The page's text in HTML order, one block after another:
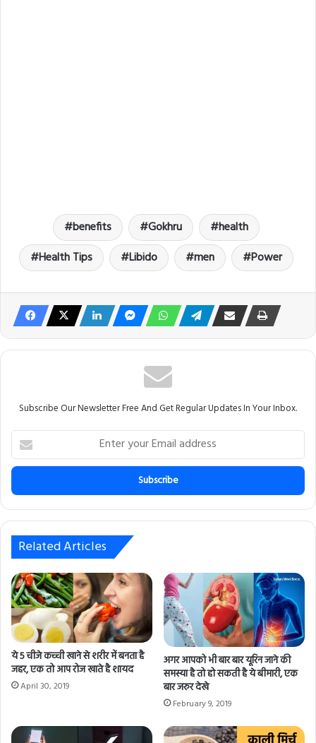
benefits Gokhru
health
Health Tips
Libido men Power
Subscribe Our Newsletter Free And Get Regular Updates In Your Inbox.
t
r
y
r
m
a
i
l
a
d
d
r
s
Related Articles
ये 5 चीजे कच्ची खाने से शरीर में बनता है
जहर, एक तो आप रोज खाते है शायद
April 30, 2019
अगर आपको भी बार बार यूरिन जाने की
समस्या है तो हो सकती है ये बीमारी, एक
बार जरुर देखे
February 9, 2019